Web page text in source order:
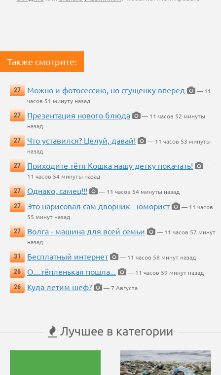
Также смотрите:
27 Можно и фотосессию, но сгущенку вперед
— 11
часов 51 минуту назад
27
Презентация нового блюда
— 11 часов 52 минуты
назад
27
Что уставился? Целуй, давай!
— 11 часов 53 минуты
назад
27
Приходите тётя Кошка нашу детку покачать!
—
11 часов 54 минуты назад
27
Однако, самец!!!
— 11 часов 54 минуты назад
27
Это нарисовал сам дворник - юморист
— 11 часов
55 минут назад
27
Волга - машина для всей семьи
— 11 часов 57 минут
назад
31
Бесплатный интернет
— 11 часов 58 минут назад
26
О....тёпленькая пошла...
— 11 часов 59 минут назад
26
Куда летим шеф? — 7 Августа
Лучшее в категории